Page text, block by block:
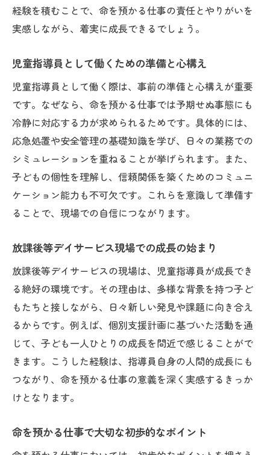
経験を積むことで、命を預かる仕事の責任とやりがいを
実感しながら、着実に成長できるでしょう。
児童指導員として働くための準備と心構え
児童指導員として働く際は、事前の準備と心構えが重要
です。なぜなら、命を預かる仕事では予期せぬ事態にも
冷静に対応する力が求められるためです。具体的には、
応急処置や安全管理の基礎知識を学び、日々の業務での
シミュレーションを重ねることが挙げられます。また、
子どもの個性を理解し、信頼関係を築くためのコミュニ
ケーション能力も不可欠です。これらを意識して準備す
ることで、現場での自信につながります。
放課後等デイサービス現場での成長の始まり
放課後等デイサービスの現場は、児童指導員が成長でき
る絶好の環境です。その理由は、多様な背景を持つ子ど
もたちと接しながら、日々新しい発見や課題に向き合え
るからです。例えば、個別支援計画に基づいた活動を通
じて、子ども一人ひとりの成長を間近で感じることがで
きます。こうした経験は、指導員自身の人間的成長にも
つながり、命を預かる仕事の意義を深く実感するきっか
けとなります。
命を預かる仕事で大切な初歩的なポイント